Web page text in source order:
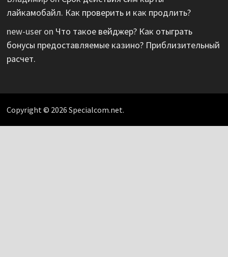
лайкамобайл. Как проверить и как продлить?
new-useron Что такое вейджер? Как отыграть
бонусы предоставляемые казино? Приблизительный
расчет.
Copyright © 2026 Specialcom.net.